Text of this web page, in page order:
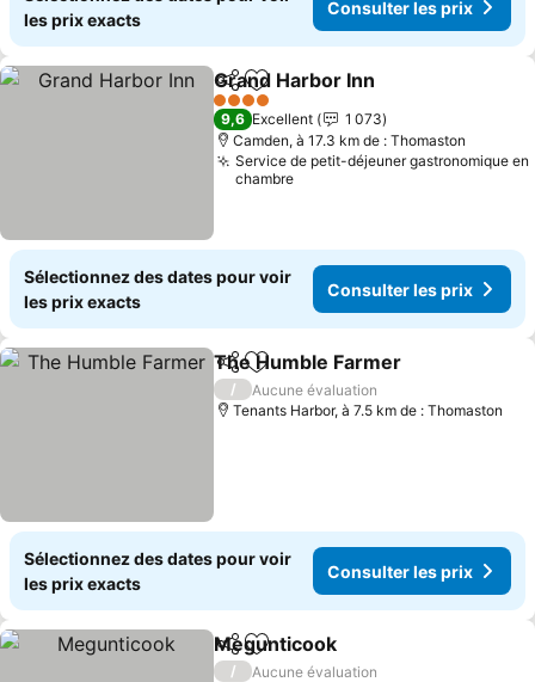
les prix exacts
Consulter les prix
PartagerAjouter à mes favoris
Grand Harbor Inn
4 Étoiles
9,6 Excellent
1 073
Camden, à 17.3 km de : Thomaston
Service de petit-déjeuner gastronomique en
chambre
Sélectionnez des dates pour voir
les prix exacts
Consulter les prix
PartagerAjouter à mes favoris
The Humble Farmer
/
Aucune évaluation
Tenants Harbor, à 7.5 km de : Thomaston
Sélectionnez des dates pour voir
les prix exacts
Consulter les prix
PartagerAjouter à mes favoris
Megunticook
/
Aucune évaluation